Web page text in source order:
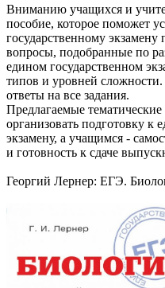
Вниманию учащихся и
пособие, которое поможет
государственному
вопросы, подобранные по
едином государственном
типов и уровней
ответы на все задания.
Предлагаемые
организовать подготовку к
экзамену, а учащимся -
и готовность к сдаче
Георгий Лернер: ЕГЭ.